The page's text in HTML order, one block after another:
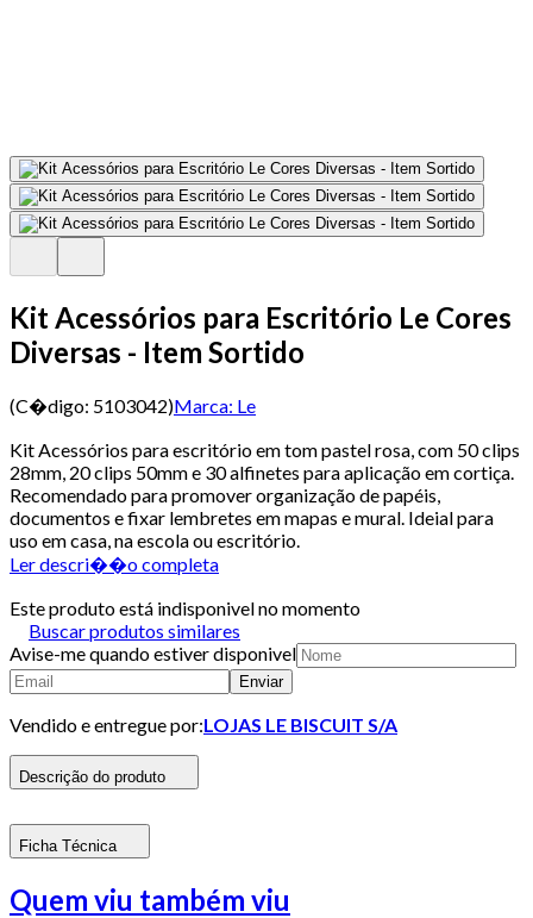
Kit Acessórios para Escritório Le Cores
Diversas - Item Sortido
(C�digo: 5103042)Marca: Le
Kit Acessórios para escritório em tom pastel rosa, com 50 clips
28mm, 20 clips 50mm e 30 alfinetes para aplicação em cortiça.
Recomendado para promover organização de papéis,
documentos e fixar lembretes em mapas e mural. Ideial para
uso em casa, na escola ou escritório.
Ler descri��o completa
Este produto está indisponivel no momento
Buscar produtos similares
Avise-me quando estiver disponivel
Enviar
Vendido e entregue por:LOJAS LE BISCUIT S/A
Descrição do produto
Ficha Técnica
Quem viu também viu